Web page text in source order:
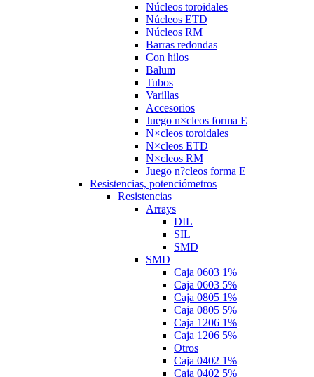
Núcleos toroidales
Núcleos ETD
Núcleos RM
Barras redondas
Con hilos
Balum
Tubos
Varillas
Accesorios
Juego n×cleos forma E
N×cleos toroidales
N×cleos ETD
N×cleos RM
Juego n?cleos forma E
Resistencias, potenciómetros
Resistencias
Arrays
DIL
SIL
SMD
SMD
Caja 0603 1%
Caja 0603 5%
Caja 0805 1%
Caja 0805 5%
Caja 1206 1%
Caja 1206 5%
Otros
Caja 0402 1%
Caja 0402 5%